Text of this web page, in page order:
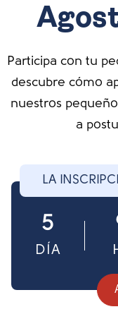
Participa con tu
descubre cómo
nuestros
a
LA
5
DÍA